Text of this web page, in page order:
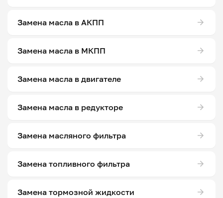
Замена масла в АКПП
Замена масла в МКПП
Замена масла в двигателе
Замена масла в редукторе
Замена масляного фильтра
Замена топливного фильтра
Замена тормозной жидкости